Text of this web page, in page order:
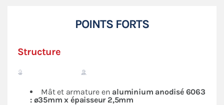
POINTS FORTS
Structure
Mât et armature en aluminium anodisé 6063
: ø35mm x épaisseur 2,5mm